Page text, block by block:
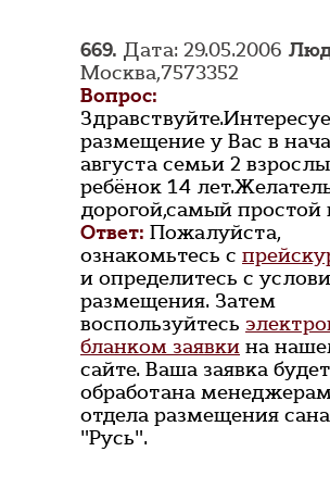
669. Дата: 29.05.2006
Москва,7573352
Вопрос:
размещение у Вас в
августа семьи 2
ребёнок 14
дорогой,самый простой
Ответ: Пожалуйста,
ознакомьтесь с
и определитесь с
размещения. Затем
воспользуйтесь
бланком заявки на
сайте. Ваша заявка будет
обработана
отдела размещения
"Русь".